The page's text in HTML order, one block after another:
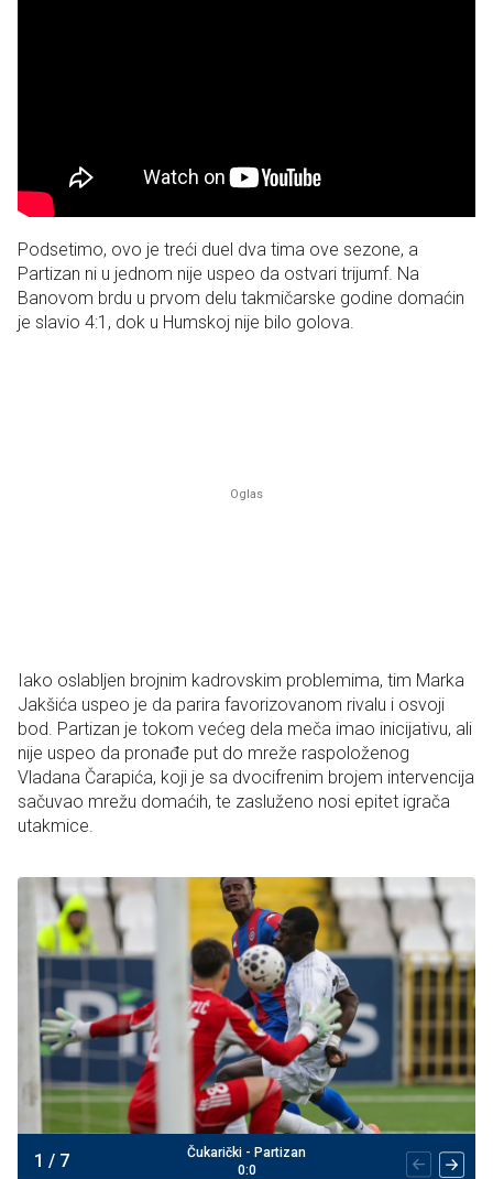
Podsetimo, ovo je treći duel dva tima ove sezone, a
Partizan ni u jednom nije uspeo da ostvari trijumf. Na
Banovom brdu u prvom delu takmičarske godine domaćin
je slavio 4:1, dok u Humskoj nije bilo golova.
Iako oslabljen brojnim kadrovskim problemima, tim Marka
Jakšića uspeo je da parira favorizovanom rivalu i osvoji
bod. Partizan je tokom većeg dela meča imao inicijativu, ali
nije uspeo da pronađe put do mreže raspoloženog
Vladana Čarapića, koji je sa dvocifrenim brojem intervencija
sačuvao mrežu domaćih, te zasluženo nosi epitet igrača
utakmice.
Čukarički - Partizan
0:0
1 / 7